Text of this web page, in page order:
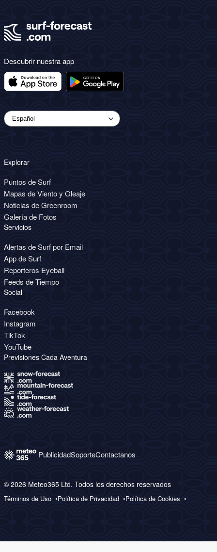
Descubrir nuestra app
Explorar
Puntos de Surf
Mapas de Viento y Oleaje
Noticias de Greenroom
Galería de Fotos
Servicios
Alertas de Surf por Email
App de Surf
Reporteros Eyeball
Feeds de Tiempo
Social
Facebook
Instagram
TikTok
YouTube
Previsiones Cada Aventura
PublicidadSoporteContactanos
© 2026 Meteo365 Ltd. Todos los derechos reservados
Términos de Uso Política de Privacidad Política de Cookies